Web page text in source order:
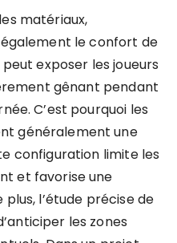
matériaux,
le confort de
exposer les joueurs
gênant pendant
C’est pourquoi les
généralement une
configuration limite les
et favorise une
l’étude précise de
les zones